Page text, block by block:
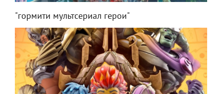
"гормити мультсериал герои"